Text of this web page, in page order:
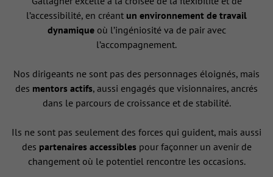
l’accessibilité, en créant un environnement de travail
dynamique où l’ingéniosité va de pair avec
l’accompagnement.
Nos dirigeants ne sont pas des personnages éloignés, mais
des mentors actifs, aussi engagés que visionnaires, ancrés
dans le parcours de croissance et de stabilité.
Ils ne sont pas seulement des forces qui guident, mais aussi
des partenaires accessiblespour façonner un avenir de
changement où le potentiel rencontre les occasions.